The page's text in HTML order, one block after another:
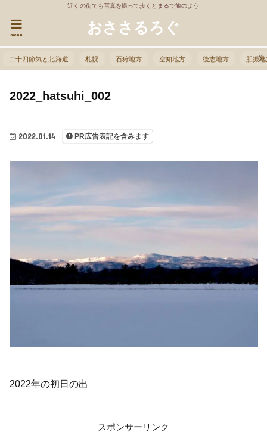
近くの街でも写真を撮って歩くとまるで旅のよう
おささるろぐ
menu
二十四節気と北海道 札幌 石狩地方 空知地方 後志地方 胆振
2022.01.14 PR広告表記を含みます
2022_hatsuhi_002
2022年の初日の出
スポンサーリンク